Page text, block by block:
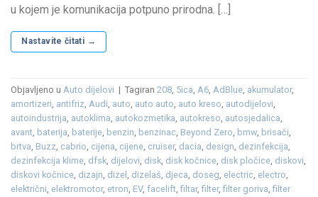
u kojem je komunikacija potpuno prirodna. […]
Nastavite čitati →
Objavljeno u Auto dijelovi | Tagiran 208, 5ica, A6, AdBlue, akumulator,
amortizeri, antifriz, Audi, auto, auto auto, auto kreso, autodijelovi,
autoindustrija, autoklima, autokozmetika, autokreso, autosjedalica,
avant, baterija, baterije, benzin, benzinac, Beyond Zero, bmw, brisači,
brtva, Buzz, cabrio, cijena, cijene, cruiser, dacia, design, dezinfekcija,
dezinfekcija klime, dfsk, dijelovi, disk, disk kočnice, disk pločice, diskovi,
diskovi kočnice, dizajn, dizel , dizelaš, djeca, doseg, electric, electro,
električni, elektromotor, etron, EV, facelift,filtar,filter,filter goriva,filter